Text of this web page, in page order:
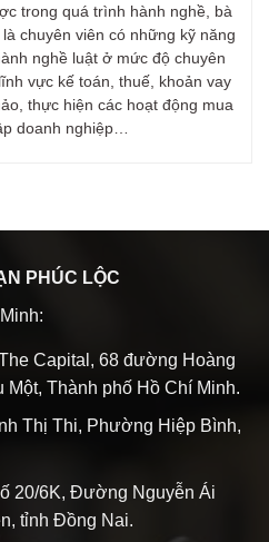
trong quá trình hành nghề, bà
chuyên viên có những kỹ năng
nghề luật ở mức độ chuyên
vực kế toán, thuế, khoản vay
thực hiện các hoạt động mua
doanh nghiệp…
PHÚC LỘC
Capital, 68 đường Hoàng
Thành phố Hồ Chí Minh.
Thị Thi, Phường Hiệp Bình,
20/6K, Đường Nguyễn Ái
tỉnh Đồng Nai.